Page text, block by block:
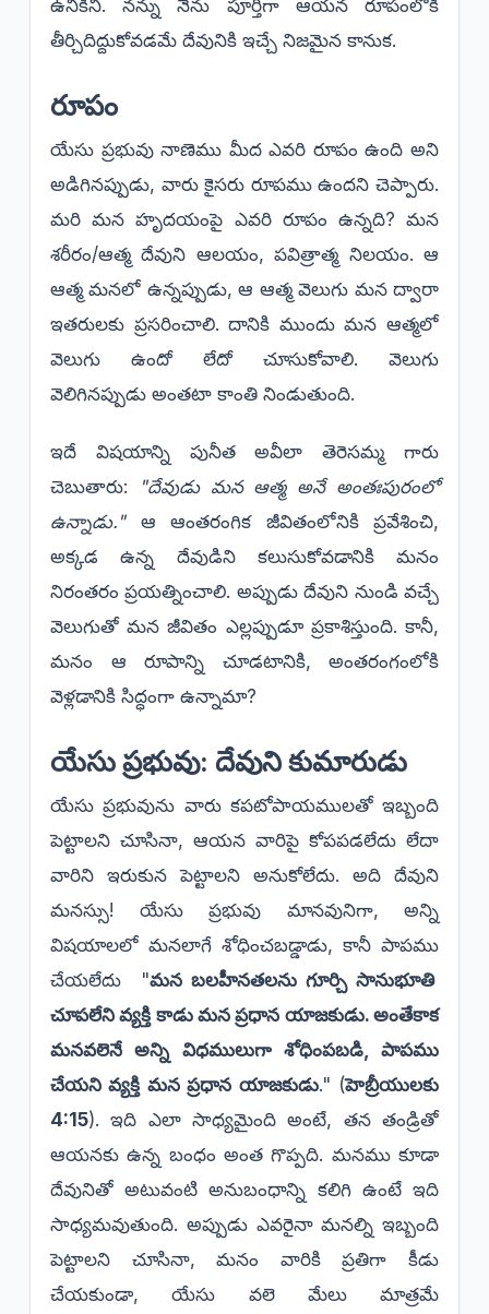
ఉనికిని. నన్ను నేను పూర్తిగా ఆయన రూపంలోకి
తీర్చిదిద్దుకోవడమే దేవునికి ఇచ్చే నిజమైన కానుక.
​రూపం
​యేసు ప్రభువు నాణెము మీద ఎవరి రూపం ఉంది అని
అడిగినప్పుడు, వారు కైసరు రూపము ఉందని చెప్పారు.
మరి మన హృదయంపై ఎవరి రూపం ఉన్నది? మన
శరీరం/ఆత్మ దేవుని ఆలయం, పవిత్రాత్మ నిలయం. ఆ
ఆత్మ మనలో ఉన్నప్పుడు, ఆ ఆత్మ వెలుగు మన ద్వారా
ఇతరులకు ప్రసరించాలి. దానికి ముందు మన ఆత్మలో
వెలుగు ఉందో లేదో చూసుకోవాలి. వెలుగు
వెలిగినప్పుడు అంతటా కాంతి నిండుతుంది.
​ఇదే విషయాన్ని పునీత అవీలా తెరెసమ్మ గారు
చెబుతారు:
"దేవుడు మన ఆత్మ అనే అంతఃపురంలో
ఉన్నాడు."ఆ ఆంతరంగిక జీవితంలోనికి ప్రవేశించి,
అక్కడ ఉన్న దేవుడిని కలుసుకోవడానికి మనం
నిరంతరం ప్రయత్నించాలి. అప్పుడు దేవుని నుండి వచ్చే
వెలుగుతో మన జీవితం ఎల్లప్పుడూ ప్రకాశిస్తుంది. కానీ,
మనం ఆ రూపాన్ని చూడటానికి, అంతరంగంలోకి
వెళ్లడానికి సిద్ధంగా ఉన్నామా?
​యేసు ప్రభువు: దేవుని కుమారుడు
​యేసు ప్రభువును వారు కపటోపాయములతో ఇబ్బంది
పెట్టాలని చూసినా, ఆయన వారిపై కోపపడలేదు లేదా
వారిని ఇరుకున పెట్టాలని అనుకోలేదు. అది దేవుని
మనస్సు! యేసు ప్రభువు మానవునిగా, అన్ని
విషయాలలో మనలాగే శోధించబడ్డాడు, కానీ పాపము
చేయలేదు "మన బలహీనతలను గూర్చి సానుభూతి
చూపలేని వ్యక్తి కాడు మన ప్రధాన యాజకుడు. అంతేకాక
మనవలెనే అన్ని విధములుగా శోధింపబడి, పాపము
చేయని వ్యక్తి మన ప్రధాన యాజకుడు." (హెబ్రీయులకు
4:15). ఇది ఎలా సాధ్యమైంది అంటే, తన తండ్రితో
ఆయనకు ఉన్న బంధం అంత గొప్పది. మనము కూడా
దేవునితో అటువంటి అనుబంధాన్ని కలిగి ఉంటే ఇది
సాధ్యమవుతుంది. అప్పుడు ఎవరైనా మనల్ని ఇబ్బంది
పెట్టాలని చూసినా, మనం వారికి ప్రతిగా కీడు
చేయకుండా, యేసు వలె మేలు మాత్రమే